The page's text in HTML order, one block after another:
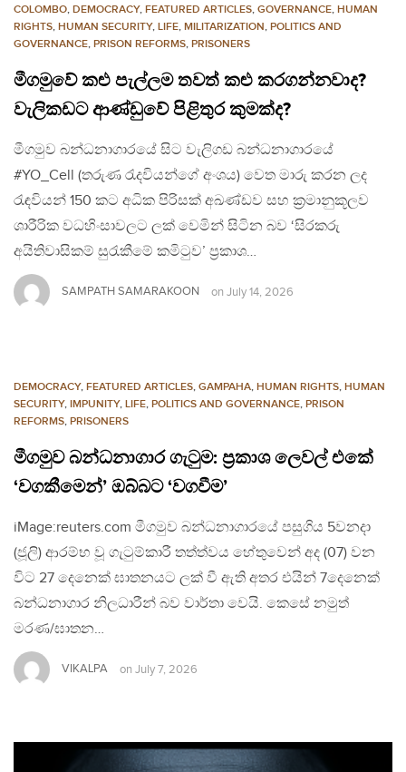
COLOMBO, DEMOCRACY, FEATURED ARTICLES, GOVERNANCE, HUMAN
RIGHTS, HUMAN SECURITY, LIFE, MILITARIZATION, POLITICS AND
GOVERNANCE, PRISON REFORMS, PRISONERS
මීගමුවේ කළු පැල්ලම තවත් කළු කරගන්නවාද?
වැලිකඩට ආණ්ඩුවේ පිළිතුර කුමක්ද?
මීගමුව බන්ධනාගාරයේ සිට වැලිගඩ බන්ධනාගාරයේ
#YO_Cell (තරුණ රැදවියන්ගේ අංශය) වෙත මාරු කරන ලද
රැඳවියන් 150 කට අධික පිරිසක් අඛණ්ඩව සහ ක්‍රමානුකූලව
ශාරීරික වධහිංසාවලට ලක් වෙමින් සිටින බව ‘සිරකරු
අයිතිවාසිකම් සුරැකීමේ කමිටුව’ ප්‍රකාශ…
SAMPATH SAMARAKOON on July 14, 2026
DEMOCRACY, FEATURED ARTICLES, GAMPAHA, HUMAN RIGHTS, HUMAN
SECURITY, IMPUNITY, LIFE, POLITICS AND GOVERNANCE, PRISON
REFORMS, PRISONERS
මීගමුව බන්ධනාගාර ගැටුම: ප්‍රකාශ ලෙවල් එකේ
‘වගකීමෙන්’ ඔබ්බට ‘වගවීම’
iMage:reuters.com මීගමුව බන්ධනාගාරයේ පසුගිය 5වනදා
(ජූලි) ආරම්භ වූ ගැටුම්කාරී තත්ත්වය හේතුවෙන් අද (07) වන
විට 27 දෙනෙක් ඝාතනයට ලක් වී ඇති අතර එයින් 7දෙනෙක්
බන්ධනාගාර නිලධාරීන් බව වාර්තා වෙයි. කෙසේ නමුත්
මරණ/ඝාතන…
VIKALPA on July 7, 2026